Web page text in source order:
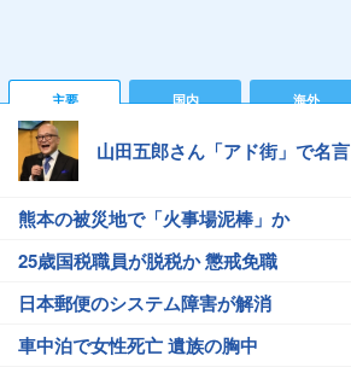
主要 国内 海外
山田五郎さん「アド街」で名言
熊本の被災地で「火事場泥棒」か
25歳国税職員が脱税か 懲戒免職
日本郵便のシステム障害が解消
車中泊で女性死亡 遺族の胸中